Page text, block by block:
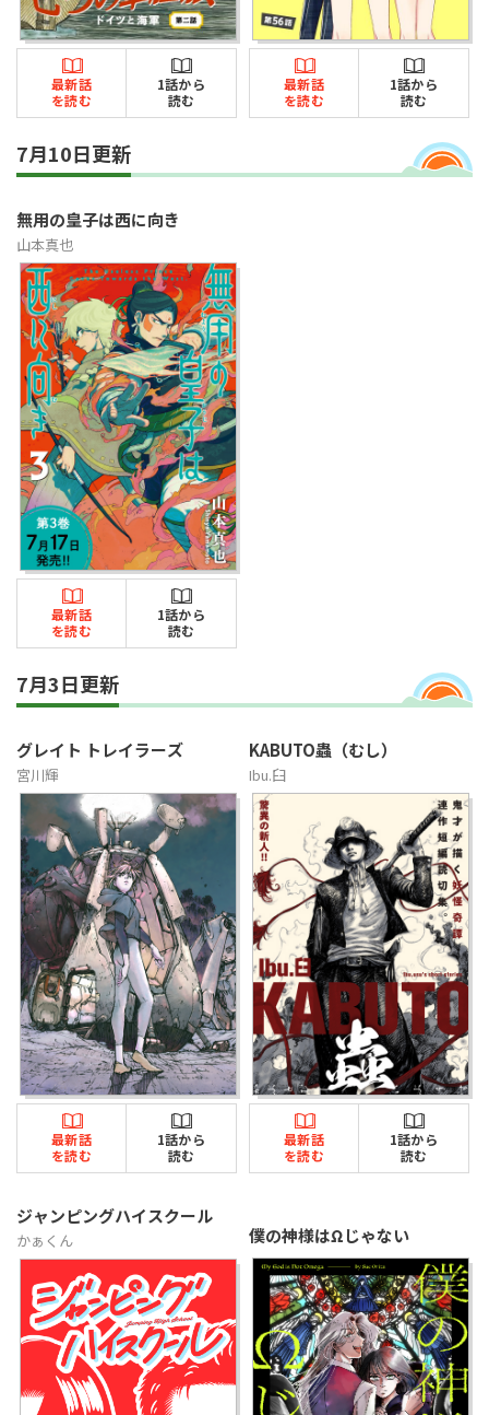
最新話
を読む
1話から
読む
最新話
を読む
1話から
読む
7月10日更新
無用の皇子は西に向き
山本真也
最新話
を読む
1話から
読む
7月3日更新
グレイト トレイラーズ
宮川輝
最新話
を読む
1話から
読む
KABUTO蟲（むし）
Ibu.臼
最新話
を読む
1話から
読む
ジャンピングハイスクール
かぁくん 僕の神様はΩじゃない